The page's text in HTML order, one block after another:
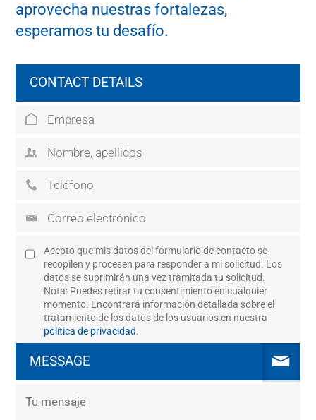
aprovecha nuestras fortalezas,
esperamos tu desafío.
CONTACT DETAILS
Acepto que mis datos del formulario de contacto se
recopilen y procesen para responder a mi solicitud. Los
datos se suprimirán una vez tramitada tu solicitud.
Nota: Puedes retirar tu consentimiento en cualquier
momento. Encontrará información detallada sobre el
tratamiento de los datos de los usuarios en nuestra
política de privacidad.
MESSAGE